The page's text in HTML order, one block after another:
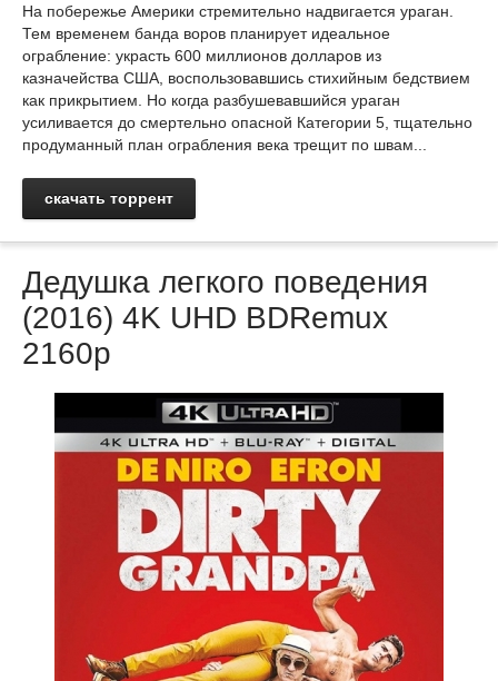
На побережье Америки стремительно надвигается ураган.
Тем временем банда воров планирует идеальное
ограбление: украсть 600 миллионов долларов из
казначейства США, воспользовавшись стихийным бедствием
как прикрытием. Но когда разбушевавшийся ураган
усиливается до смертельно опасной Категории 5, тщательно
продуманный план ограбления века трещит по швам...
скачать торрент
Дедушка легкого поведения
(2016) 4K UHD BDRemux
2160p